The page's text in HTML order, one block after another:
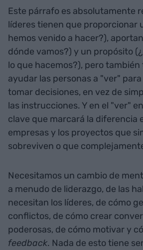
Este párrafo es absolutamente
líderes tienen que proporcionar
hemos venido a hacer?),
dónde vamos?) y un propósito
lo que hacemos?), pero
ayudar las personas a "ver"
tomar decisiones, en vez de
las instrucciones. Y en el "ver"
clave que marcará la diferencia
empresas y los proyectos que
sobreviven o que
Necesitamos un cambio de
a menudo de liderazgo, de las
necesitan los líderes, de cómo
conflictos, de cómo crear
poderosas, de cómo motivar y
feedback. Nada de esto tiene